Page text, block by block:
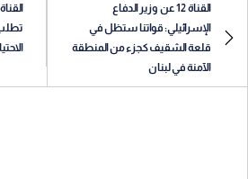
القناة 12 عن وزير الدفاع
الإسرائيلي: قواتنا ستظل في
قلعة الشقيف كجزء من المنطقة
الآمنة في لبنان